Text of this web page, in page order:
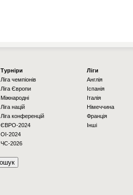
Турніри
Ліга чемпіонів
Ліга Європи
Міжнародні
Ліга націй
Ліга конференцій
ЄВРО-2024
OI-2024
ЧС-2026
Ліги
Англія
Іспанія
Італія
Німеччина
Франція
Інші